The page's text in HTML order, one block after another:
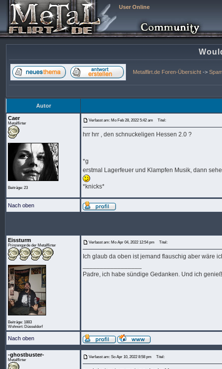
User Online
Metalflirt.de Foren-Übersicht ->
Autor
Caer
Metalflirter
Beiträge: 23
Verfasst am: Mo Feb 28, 2022 5:42 am Titel:
hrr hrr , den schnuckeligen Hessen 2.0 ?
*g
erstmal Lagerfeuer und Klampfen Musik, dann
*knicks*
Nach oben
Eissturm
Prinzengarde der Metalflirter
Beiträge: 1883
Wohnort: Düsseldorf
Verfasst am: Mo Apr 04, 2022 12:54 pm Titel:
Ich glaub da oben ist jemand flauschig aber wäre
Padre, ich habe sündige Gedanken. Und ich
Nach oben
-ghostbuster-
Metalflirter
Verfasst am: So Apr 10, 2022 8:58 pm Titel: